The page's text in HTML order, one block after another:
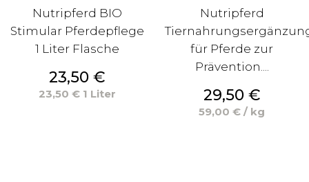
Nutripferd BIO
Stimular Pferdepflege
1 Liter Flasche
Preis
23,50 €
23,50 € 1 Liter
Nutripferd
für Pferde zur
Prävention....
Preis
29,50 €
59,00 € / kg